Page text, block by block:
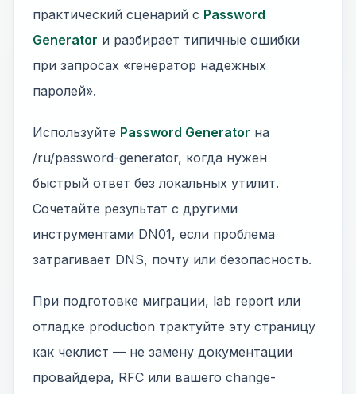
практический сценарий с Password
Generator и разбирает типичные ошибки
при запросах «генератор надежных
паролей».
Используйте Password Generator на
/ru/password-generator, когда нужен
быстрый ответ без локальных утилит.
Сочетайте результат с другими
инструментами DN01, если проблема
затрагивает DNS, почту или безопасность.
При подготовке миграции, lab report или
отладке production трактуйте эту страницу
как чеклист — не замену документации
провайдера, RFC или вашего change-